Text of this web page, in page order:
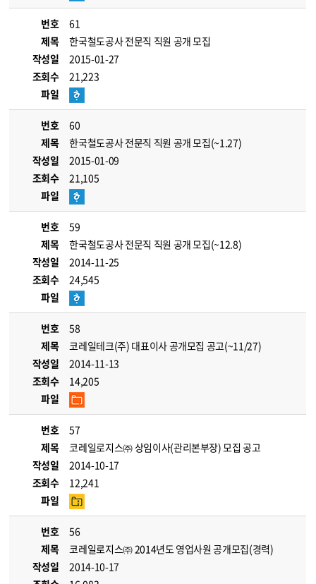
번호
61
제목
한국철도공사 전문직 직원 공개 모집
작성일
2015-01-27
조회수
21,223
파일
번호
60
제목
한국철도공사 전문직 직원 공개 모집(~1.27)
작성일
2015-01-09
조회수
21,105
파일
번호
59
제목
한국철도공사 전문직 직원 공개 모집(~12.8)
작성일
2014-11-25
조회수
24,545
파일
번호
58
제목
코레일테크(주) 대표이사 공개모집 공고(~11/27)
작성일
2014-11-13
조회수
14,205
파일
번호
57
제목
코레일로지스㈜ 상임이사(관리본부장) 모집 공고
작성일
2014-10-17
조회수
12,241
파일
번호
56
제목
코레일로지스㈜ 2014년도 영업사원 공개모집(경력)
작성일
2014-10-17